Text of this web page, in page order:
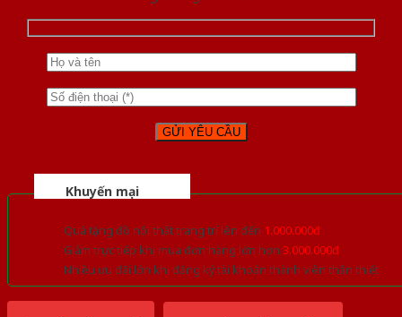
Khuyến mại
Quà tặng đồ nội thất trang trí lên đến 1.000.000đ
Giảm trực tiếp khi mua đơn hàng lớn hơn 3.000.000đ
Nhiều ưu đãi lớn khi đăng ký tài khoản thành viên thân thiết